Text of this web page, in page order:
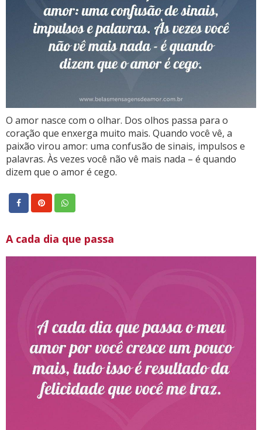
O amor nasce com o olhar. Dos olhos passa para o
coração que enxerga muito mais. Quando você vê, a
paixão virou amor: uma confusão de sinais, impulsos e
palavras. Às vezes você não vê mais nada – é quando
dizem que o amor é cego.
A cada dia que passa